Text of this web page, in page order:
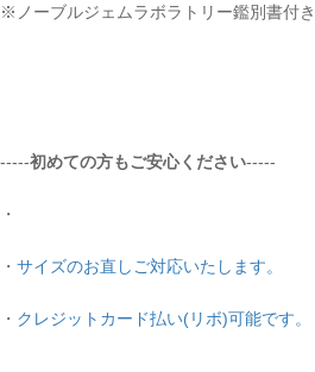
※ノーブルジェムラボラトリー鑑別書付き
-----初めての方もご安心ください-----
・
・ サイズのお直しご対応いたします。
・ クレジットカード払い(リボ)可能です。